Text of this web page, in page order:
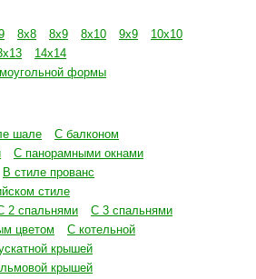
8х8 8х9 8х10 9х9
10х10
14х14
формы
шале
С балконом
С панорамными окнами
В стиле прованс
стиле
2 спальнями
С 3 спальнями
цветом
С котельной
крышей
крышей